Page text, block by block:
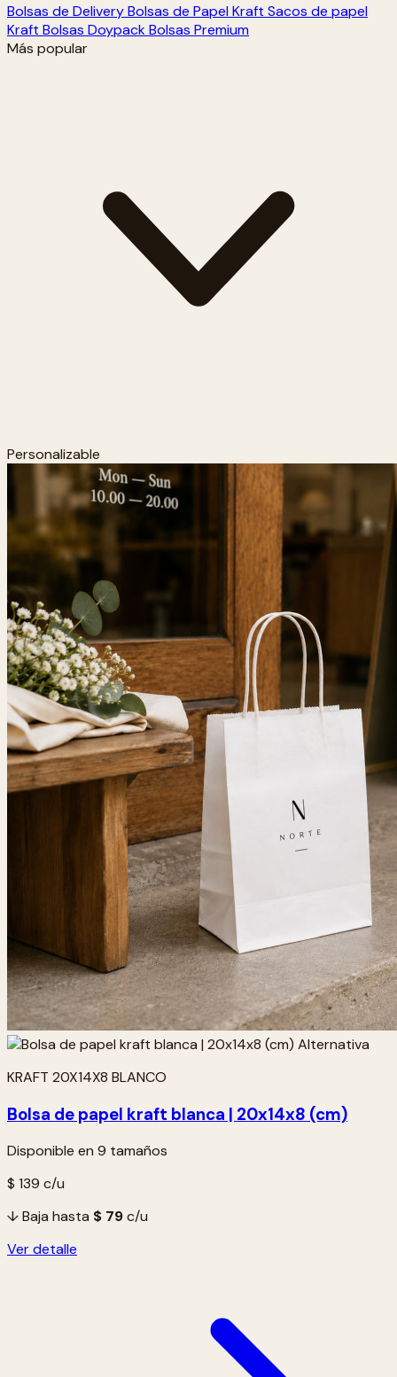
Bolsas de DeliveryBolsas de Papel Kraft Sacos de papel
Kraft Bolsas DoypackBolsas Premium
Más popular
Personalizable
KRAFT 20X14X8 BLANCO
Bolsa de papel kraft blanca | 20x14x8 (cm)
Disponible en 9 tamaños
$ 139 c/u
↓ Baja hasta $ 79c/u
Ver detalle